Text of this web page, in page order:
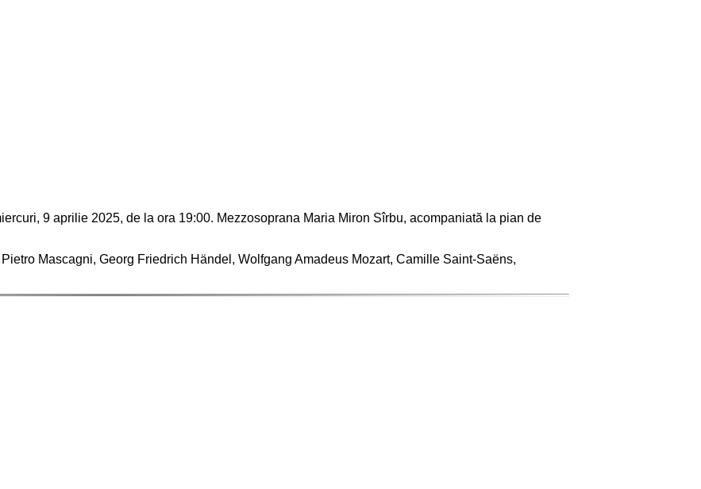
9 aprilie 2025, de la ora 19:00. Mezzosoprana Maria Miron Sîrbu, acompaniată la pian de
Mascagni, Georg Friedrich Händel, Wolfgang Amadeus Mozart, Camille Saint-Saëns,